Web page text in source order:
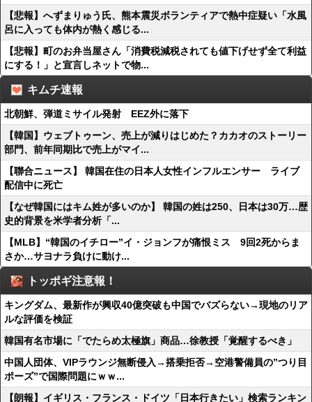
【悲報】へずまりゅう氏、熊本震災ボランティアで熱中症疑い「水風
呂に入っても体内が熱く感じる...
【悲報】町のお弁当屋さん「消費税減税されても値下げせず全て利益
にする！」と宣言しネットで物...
キムチ速報
北朝鮮、弾道ミサイル発射 EEZ外に落下
【韓国】ウェブトゥーン、売上が減りはじめた？カカオのストーリー
部門、前年同期比で売上がマイ...
【聯合ニュース】 韓国在住の日本人女性インフルエンサー ライブ
配信中に死亡
【なぜ韓国にはキム姓が多いのか】 韓国の姓は250、日本は30万…歴
史的背景を米学者分析「...
【MLB】“韓国のイチロー”イ・ジョンフが痛恨ミス 9回2死からま
さか…サヨナラ負けに動け...
トッポギ注意報！
キングダム、最新作が興収40億突破も中国でバズらない→現地のリア
ルな評価を検証
韓国有名市場に「でたらめ太極旗」商品…徐教授「覚醒するべき」
中国人団体、VIPラウンジ無断侵入→搭乗拒否→空港警備員の”つり目
ポーズ”で国際問題にｗｗ...
【朗報】イギリス・フランス・ドイツ「日本行きたい」検索ランキン